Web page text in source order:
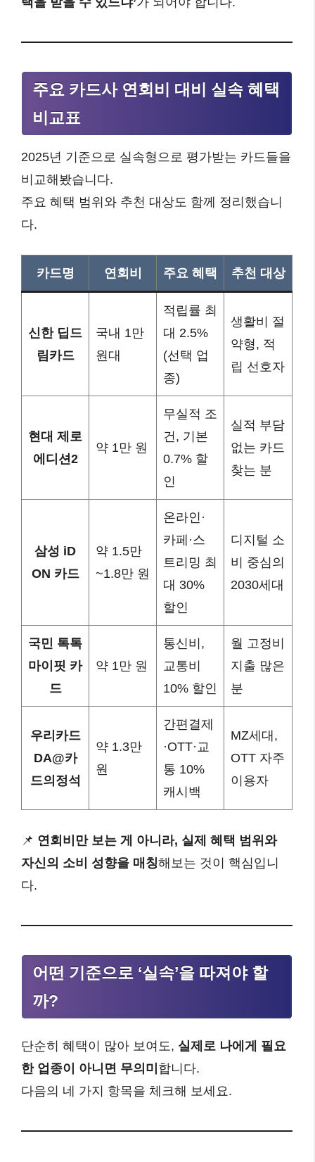
주요 카드사 연회비 대비 실속 혜택
비교표
2025년 기준으로 실속형으로 평가받는 카드들을
비교해봤습니다.
주요 혜택 범위와 추천 대상도 함께 정리했습니
다.
카드명 연회비 주요 혜택 추천 대상
신한 딥드
림카드
국내 1만
원대
적립률 최
대 2.5%
(선택 업
종)
생활비 절
약형, 적
립 선호자
현대 제로
에디션2
약 1만 원
무실적 조
건, 기본
0.7% 할
인
실적 부담
없는 카드
찾는 분
삼성 iD
ON 카드
약 1.5만
~1.8만 원
온라인·
카페·스
트리밍 최
대 30%
할인
디지털 소
비 중심의
2030세대
국민 톡톡
마이핏 카
드
약 1만 원
통신비,
교통비
10% 할인
월 고정비
지출 많은
분
우리카드
DA@카
드의정석
약 1.3만
원
간편결제
·OTT·교
통 10%
캐시백
MZ세대,
OTT 자주
이용자
📌 연회비만 보는 게 아니라, 실제 혜택 범위와
자신의 소비 성향을 매칭해보는 것이 핵심입니
다.
어떤 기준으로 ‘실속’을 따져야 할
까?
단순히 혜택이 많아 보여도, 실제로 나에게 필요
한 업종이 아니면 무의미 합니다.
다음의 네 가지 항목을 체크해 보세요.